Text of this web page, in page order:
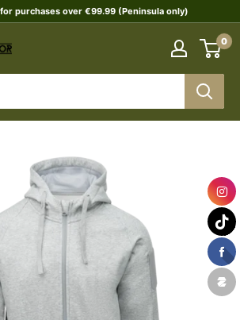
for purchases over €99.99 (Peninsula only)
0